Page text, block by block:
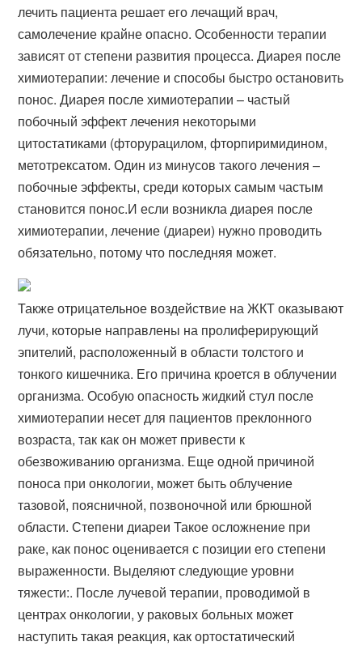
лечить пациента решает его лечащий врач,
самолечение крайне опасно. Особенности терапии
зависят от степени развития процесса. Диарея после
химиотерапии: лечение и способы быстро остановить
понос. Диарея после химиотерапии – частый
побочный эффект лечения некоторыми
цитостатиками (фторурацилом, фторпиримидином,
метотрексатом. Один из минусов такого лечения –
побочные эффекты, среди которых самым частым
становится понос.И если возникла диарея после
химиотерапии, лечение (диареи) нужно проводить
обязательно, потому что последняя может.
Также отрицательное воздействие на ЖКТ оказывают
лучи, которые направлены на пролиферирующий
эпителий, расположенный в области толстого и
тонкого кишечника. Его причина кроется в облучении
организма. Особую опасность жидкий стул после
химиотерапии несет для пациентов преклонного
возраста, так как он может привести к
обезвоживанию организма. Еще одной причиной
поноса при онкологии, может быть облучение
тазовой, поясничной, позвоночной или брюшной
области. Степени диареи Такое осложнение при
раке, как понос оценивается с позиции его степени
выраженности. Выделяют следующие уровни
тяжести:. После лучевой терапии, проводимой в
центрах онкологии, у раковых больных может
наступить такая реакция, как ортостатический